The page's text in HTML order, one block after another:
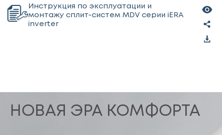
Инструкция по эксплуатации и
монтажу сплит-систем MDV серии iERA
inverter
НОВАЯ ЭРА КОМФОРТА